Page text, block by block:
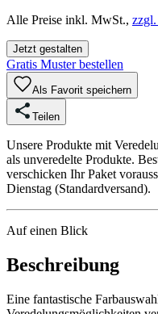
Alle Preise inkl. MwSt., zzgl.
Jetzt gestalten
Gratis Muster bestellen
Als Favorit speichern
Teilen
Unsere Produkte mit
als unveredelte Produkte.
verschicken Ihr Paket
Dienstag (Standardversand).
Auf einen Blick
Beschreibung
Eine fantastische